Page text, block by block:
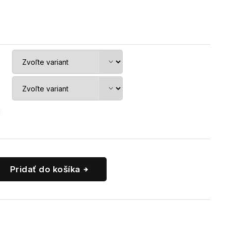
Pridať do košíka